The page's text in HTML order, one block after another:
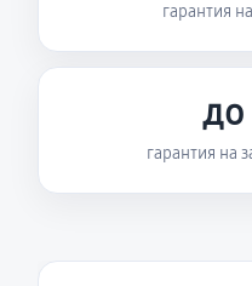
гарантия
до
гарантия на